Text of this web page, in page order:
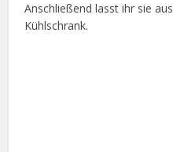
Anschließend lasst ihr sie
Kühlschrank.